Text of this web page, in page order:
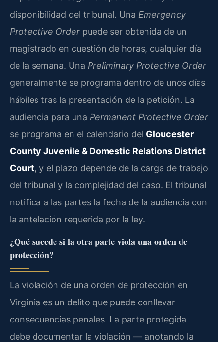
disponibilidad del tribunal. Una Emergency
Protective Order puede ser obtenida de un
magistrado en cuestión de horas, cualquier día
de la semana. Una Preliminary Protective Order
generalmente se programa dentro de unos días
hábiles tras la presentación de la petición. La
audiencia para una Permanent Protective Order
se programa en el calendario del Gloucester
County Juvenile & Domestic Relations District
Court, y el plazo depende de la carga de trabajo
del tribunal y la complejidad del caso. El tribunal
notifica a las partes la fecha de la audiencia con
la antelación requerida por la ley.
¿Qué sucede si la otra parte viola una orden de
protección?
La violación de una orden de protección en
Virginia es un delito que puede conllevar
consecuencias penales. La parte protegida
debe documentar la violación — anotando la